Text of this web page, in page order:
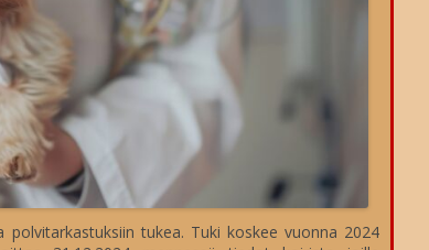
TERVEYSKYSELYT
TULOKSET 2016
TULOKSET 2015
tukea. Tuki koskee vuonna 2024